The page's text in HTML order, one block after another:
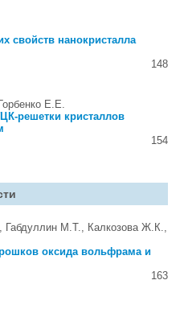
свойств нанокристалла
148
Е.Е.
решетки кристаллов
154
М.Т., Калкозова Ж.К.,
оксида вольфрама и
163